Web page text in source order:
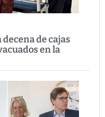
de cajas
en la